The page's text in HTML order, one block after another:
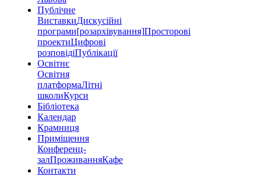
Публічне
ВиставкиДискусійні
програми[розархівування]Просторові
проектиЦифрові
розповідіПублікації
Освітнє
Освітня
платформаЛітні
школиКурси
Бібліотека
Календар
Крамниця
Приміщення
Конференц-
залПроживанняКафе
Контакти